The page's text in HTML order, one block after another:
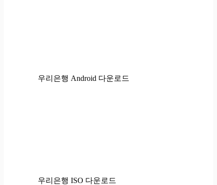
우리은행 Android 다운로드
우리은행 ISO 다운로드